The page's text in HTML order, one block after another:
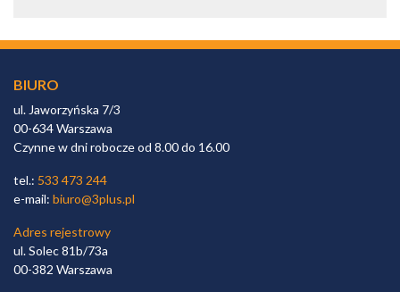
BIURO
ul. Jaworzyńska 7/3
00-634 Warszawa
Czynne w dni robocze od 8.00 do 16.00
tel.: 533 473 244
e-mail: biuro@3plus.pl
Adres rejestrowy
ul. Solec 81b/73a
00-382 Warszawa